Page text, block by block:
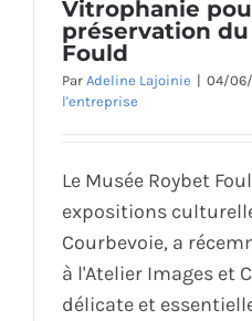
Vitrophanie
préservation
Fould
Par Adeline Lajoinie | 04/
l'entreprise
Le Musée Roybet
expositions
Courbevoie, a
à l'Atelier Images et
délicate et